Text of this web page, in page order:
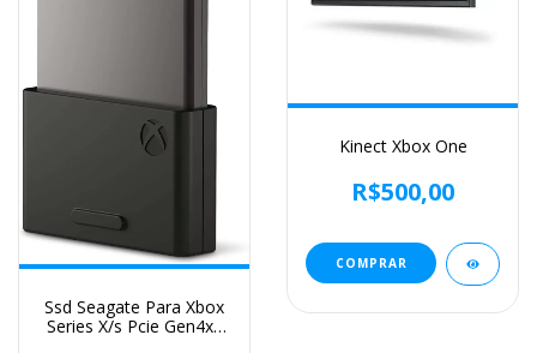
Ssd Seagate Para Xbox
Series X/s Pcie Gen4x2
Kinect Xbox One
R$500,00